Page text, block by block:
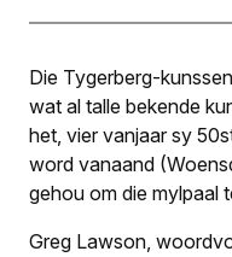
Die Tygerberg-
wat al talle bekende
het, vier vanjaar sy
word vanaand
gehou om die mylpaal
Greg Lawson,